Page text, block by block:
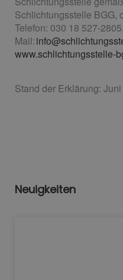
Schlichtungsstelle BGG,
Telefon: 030 18 527-
Mail:
www.schlichtungsstelle-
Stand der Erklärung:
Neuigkeiten